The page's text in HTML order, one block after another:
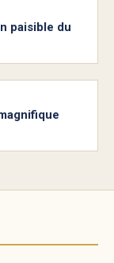
paisible du